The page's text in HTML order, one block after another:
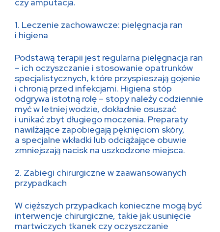
1. Leczenie zachowawcze: pielęgnacja ran
i higiena
Podstawą terapii jest regularna pielęgnacja ran
– ich oczyszczanie i stosowanie opatrunków
specjalistycznych, które przyspieszają gojenie
i chronią przed infekcjami. Higiena stóp
odgrywa istotną rolę – stopy należy codziennie
myć w letniej wodzie, dokładnie osuszać
i unikać zbyt długiego moczenia. Preparaty
nawilżające zapobiegają pęknięciom skóry,
a specjalne wkładki lub odciążające obuwie
zmniejszają nacisk na uszkodzone miejsca.
2. Zabiegi chirurgiczne w zaawansowanych
przypadkach
W cięższych przypadkach konieczne mogą być
interwencje chirurgiczne, takie jak usunięcie
martwiczych tkanek czy oczyszczanie